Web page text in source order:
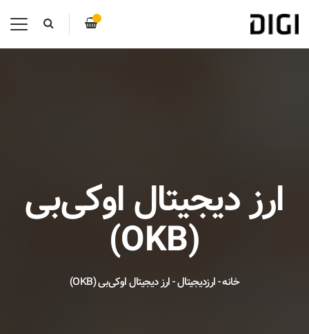
ارز دیجیتال اوکی‌بی
(OKB)
خانه-ارزدیجیتال-ارز دیجیتال اوکی‌بی (OKB)